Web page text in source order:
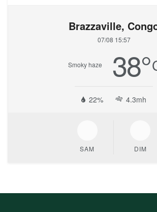
Brazzaville,
07/08 15:57
Smoky haze 38°
22% 4.3mh
SAM DIM